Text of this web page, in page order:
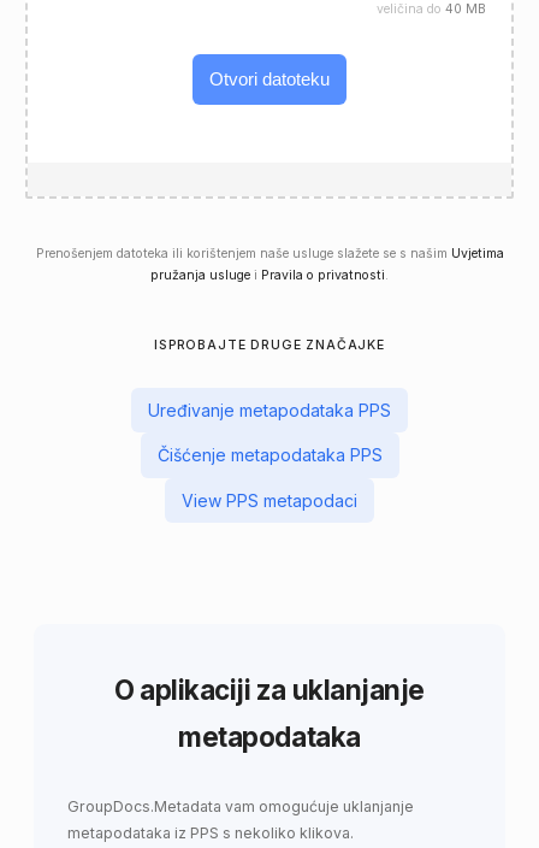
Otvori datoteku
veličina do 40 MB
Prenošenjem datoteka ili korištenjem naše usluge slažete se s našim Uvjetima
pružanja usluge i Pravila o privatnosti.
ISPROBAJTE DRUGE ZNAČAJKE
Uređivanje metapodataka PPS
Čišćenje metapodataka PPS
View PPS metapodaci
O aplikaciji za uklanjanje
metapodataka
GroupDocs.Metadata vam omogućuje uklanjanje
metapodataka iz PPS s nekoliko klikova.